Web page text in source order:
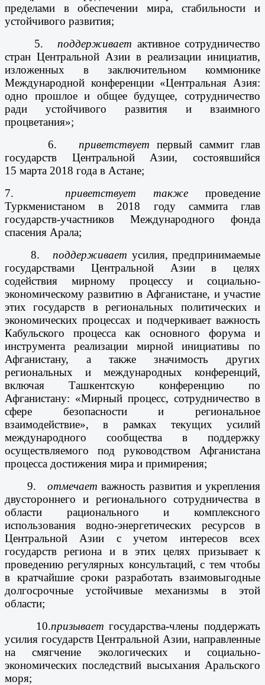
пределами в обеспечении мира, стабильности и
устойчивого развития;
5. поддерживает активное сотрудничество
стран Центральной Азии в реализации инициатив,
изложенных в заключительном коммюнике
Международной конференции «Центральная Азия:
одно прошлое и общее будущее, сотрудничество
ради устойчивого развития и взаимного
процветания»;
6. приветствует первый саммит глав
государств Центральной Азии, состоявшийся
15 марта 2018 года в Астане;
7. приветствует также проведение
Туркменистаном в 2018 году саммита глав
государств-участников Международного фонда
спасения Арала;
8. поддерживает усилия, предпринимаемые
государствами Центральной Азии в целях
содействия мирному процессу и социально-
экономическому развитию в Афганистане, и участие
этих государств в региональных политических и
экономических процессах и подчеркивает важность
Кабульского процесса как основного форума и
инструмента реализации мирной инициативы по
Афганистану, а также значимость других
региональных и международных конференций,
включая Ташкентскую конференцию по
Афганистану: «Мирный процесс, сотрудничество в
сфере безопасности и региональное
взаимодействие», в рамках текущих усилий
международного сообщества в поддержку
осуществляемого под руководством Афганистана
процесса достижения мира и примирения;
9. отмечает важность развития и укрепления
двустороннего и регионального сотрудничества в
области рационального и комплексного
использования водно-энергетических ресурсов в
Центральной Азии с учетом интересов всех
государств региона и в этих целях призывает к
проведению регулярных консультаций, с тем чтобы
в кратчайшие сроки разработать взаимовыгодные
долгосрочные устойчивые механизмы в этой
области;
10.призывает государства-члены поддержать
усилия государств Центральной Азии, направленные
на смягчение экологических и социально-
экономических последствий высыхания Аральского
моря;